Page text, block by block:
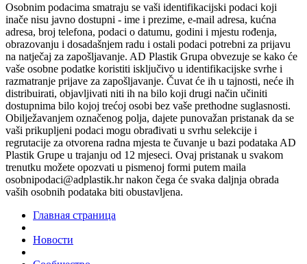
Osobnim podacima smatraju se vaši identifikacijski podaci koji
inače nisu javno dostupni - ime i prezime, e-mail adresa, kućna
adresa, broj telefona, podaci o datumu, godini i mjestu rođenja,
obrazovanju i dosadašnjem radu i ostali podaci potrebni za prijavu
na natječaj za zapošljavanje. AD Plastik Grupa obvezuje se kako će
vaše osobne podatke koristiti isključivo u identifikacijske svrhe i
razmatranje prijave za zapošljavanje. Čuvat će ih u tajnosti, neće ih
distribuirati, objavljivati niti ih na bilo koji drugi način učiniti
dostupnima bilo kojoj trećoj osobi bez vaše prethodne suglasnosti.
Obilježavanjem označenog polja, dajete punovažan pristanak da se
vaši prikupljeni podaci mogu obrađivati u svrhu selekcije i
regrutacije za otvorena radna mjesta te čuvanje u bazi podataka AD
Plastik Grupe u trajanju od 12 mjeseci. Ovaj pristanak u svakom
trenutku možete opozvati u pismenoj formi putem maila
osobnipodaci@adplastik.hr nakon čega će svaka daljnja obrada
vaših osobnih podataka biti obustavljena.
Главная страница
Новости